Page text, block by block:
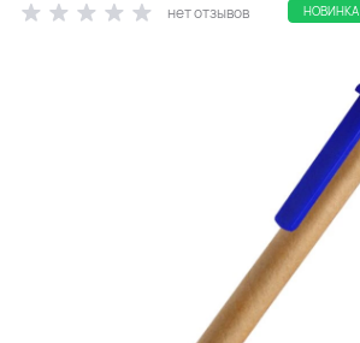
нет отзывов НОВИНКА